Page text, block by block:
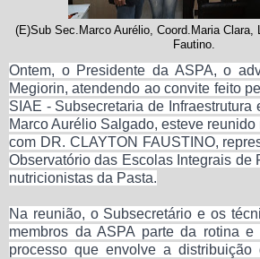
(E)Sub Sec.Marco Aurélio, Coord.Maria Clara,
Fautino.
Ontem, o Presidente da ASPA, o
Megiorin, atendendo ao convite feito
SIAE - Subsecretaria de Infraestrutura
Marco Aurélio Salgado, esteve
com DR. CLAYTON FAUSTINO,
Observatório das Escolas Integrais de
nutricionistas da Pasta.
Na reunião, o Subsecretário e os
membros da ASPA parte da rotina
processo que envolve a distribuição